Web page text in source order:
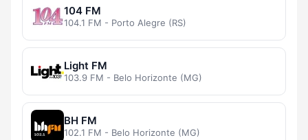
104 FM
104.1 FM - Porto Alegre (RS)
Light FM
103.9 FM - Belo Horizonte (MG)
BH FM
102.1 FM - Belo Horizonte (MG)